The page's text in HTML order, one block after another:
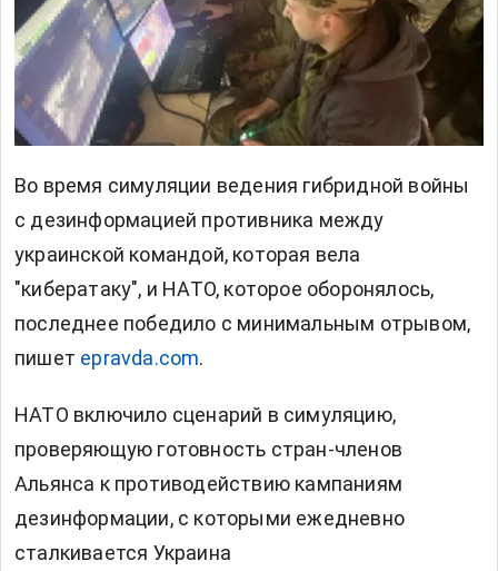
Во время симуляции ведения гибридной войны
с дезинформацией противника между
украинской командой, которая вела
"кибератаку", и НАТО, которое оборонялось,
последнее победило с минимальным отрывом,
пишет epravda.com.
НАТО включило сценарий в симуляцию,
проверяющую готовность стран-членов
Альянса к противодействию кампаниям
дезинформации, с которыми ежедневно
сталкивается Украина